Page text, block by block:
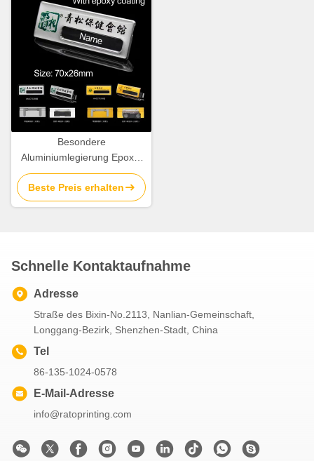
Besondere
Aluminiumlegierung Epoxy-
Beste Preis erhalten
Schnelle Kontaktaufnahme
Adresse
Straße des Bixin-No.2113, Nanlian-Gemeinschaft,
Longgang-Bezirk, Shenzhen-Stadt, China
Tel
86-135-1024-0578
E-Mail-Adresse
info@ratoprinting.com